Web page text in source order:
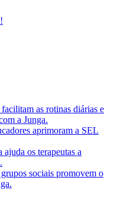
as rotinas diárias e
a Junga.
aprimoram a SEL
ajuda os terapeutas a
sociais promovem o